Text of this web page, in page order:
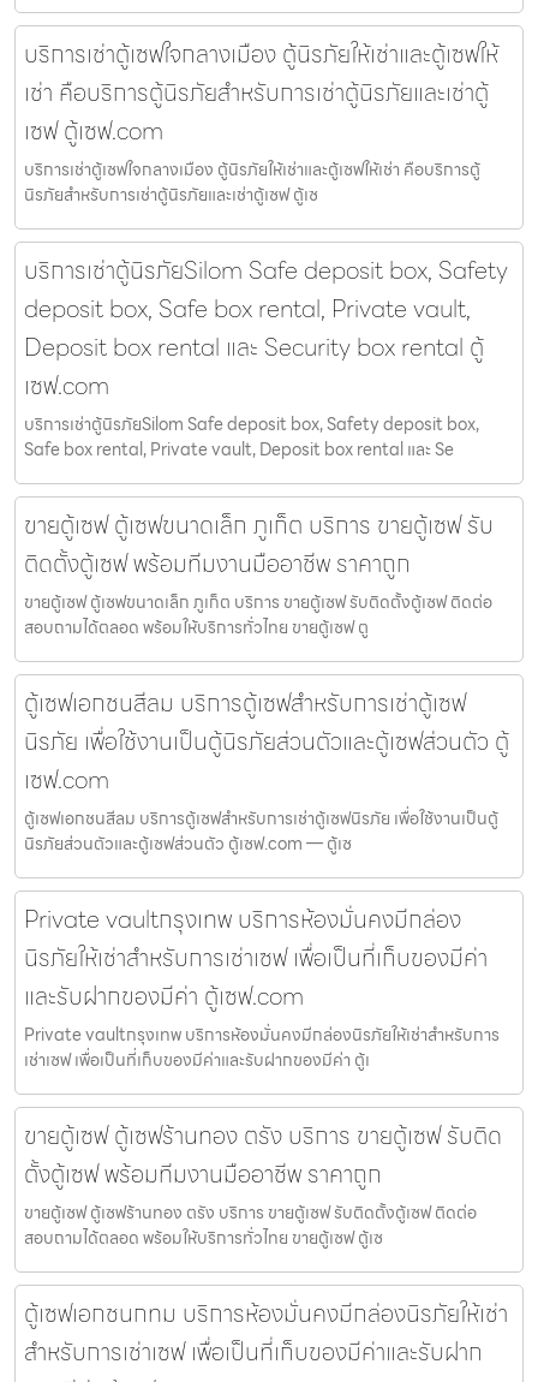
บริการเช่าตู้เซฟใจกลางเมือง ตู้นิรภัยให้เช่าและตู้เซฟให้
เช่า คือบริการตู้นิรภัยสำหรับการเช่าตู้นิรภัยและเช่าตู้
เซฟ ตู้เซฟ.com
บริการเช่าตู้เซฟใจกลางเมือง ตู้นิรภัยให้เช่าและตู้เซฟให้เช่า คือบริการตู้
นิรภัยสำหรับการเช่าตู้นิรภัยและเช่าตู้เซฟ ตู้เซ
บริการเช่าตู้นิรภัยSilom Safe deposit box, Safety
deposit box, Safe box rental, Private vault,
Deposit box rental และ Security box rental ตู้
เซฟ.com
บริการเช่าตู้นิรภัยSilom Safe deposit box, Safety deposit box,
Safe box rental, Private vault, Deposit box rental และ Se
ขายตู้เซฟ ตู้เซฟขนาดเล็ก ภูเก็ต บริการ ขายตู้เซฟ รับ
ติดตั้งตู้เซฟ พร้อมทีมงานมืออาชีพ ราคาถูก
ขายตู้เซฟ ตู้เซฟขนาดเล็ก ภูเก็ต บริการ ขายตู้เซฟ รับติดตั้งตู้เซฟ ติดต่อ
สอบถามได้ตลอด พร้อมให้บริการทั่วไทย ขายตู้เซฟ ตู
ตู้เซฟเอกชนสีลม บริการตู้เซฟสำหรับการเช่าตู้เซฟ
นิรภัย เพื่อใช้งานเป็นตู้นิรภัยส่วนตัวและตู้เซฟส่วนตัว ตู้
เซฟ.com
ตู้เซฟเอกชนสีลม บริการตู้เซฟสำหรับการเช่าตู้เซฟนิรภัย เพื่อใช้งานเป็นตู้
นิรภัยส่วนตัวและตู้เซฟส่วนตัว ตู้เซฟ.com — ตู้เซ
Private vaultกรุงเทพ บริการห้องมั่นคงมีกล่อง
นิรภัยให้เช่าสำหรับการเช่าเซฟ เพื่อเป็นที่เก็บของมีค่า
และรับฝากของมีค่า ตู้เซฟ.com
Private vaultกรุงเทพ บริการห้องมั่นคงมีกล่องนิรภัยให้เช่าสำหรับการ
เช่าเซฟ เพื่อเป็นที่เก็บของมีค่าและรับฝากของมีค่า ตู้เ
ขายตู้เซฟ ตู้เซฟร้านทอง ตรัง บริการ ขายตู้เซฟ รับติด
ตั้งตู้เซฟ พร้อมทีมงานมืออาชีพ ราคาถูก
ขายตู้เซฟ ตู้เซฟร้านทอง ตรัง บริการ ขายตู้เซฟ รับติดตั้งตู้เซฟ ติดต่อ
สอบถามได้ตลอด พร้อมให้บริการทั่วไทย ขายตู้เซฟ ตู้เซ
ตู้เซฟเอกชนกทม บริการห้องมั่นคงมีกล่องนิรภัยให้เช่า
สำหรับการเช่าเซฟ เพื่อเป็นที่เก็บของมีค่าและรับฝาก